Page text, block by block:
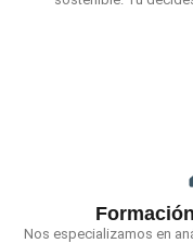
Nos especializamos en